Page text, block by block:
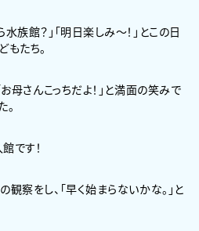
族館？」「明日楽しみ～！」とこの日
もたち。
お母さんこっちだよ！」と満面の笑みで
です！
察をし、「早く始まらないかな。」と